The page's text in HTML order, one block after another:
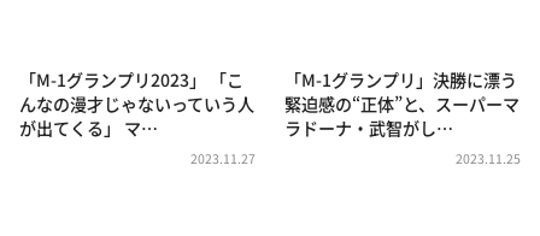
ポツンと一軒家
ザキ山小屋本館
「M-1グランプリ2023」 「こ
んなの漫才じゃないっていう人
が出てくる」 マ…
2023.11.27
「M-1グランプリ」決勝に漂う
緊迫感の“正体”と、スーパーマ
ラドーナ・武智がし…
2023.11.25